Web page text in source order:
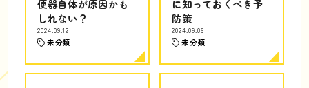
便器自体が原因かも
しれない？
2024.09.12
未分類
に知っておくべき予
防策
2024.09.06
未分類